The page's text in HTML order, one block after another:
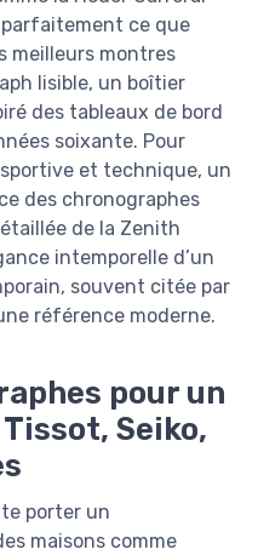
ce que
meilleurs montres
lisible, un boîtier
des tableaux de bord
soixante. Pour
et technique, un
des chronographes
de la Zenith
intemporelle d’un
souvent citée par
référence moderne.
pour un
Seiko,
porter un
maisons comme